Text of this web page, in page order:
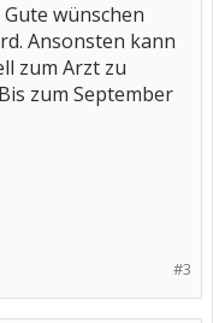
wünschen
Ansonsten kann
zum Arzt zu
zum September
#3